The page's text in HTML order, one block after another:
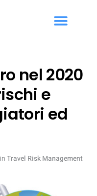
nel 2020
e
ed
inTravel Risk Management